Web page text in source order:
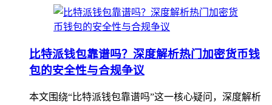
比特派钱包靠谱吗？深度解析热门加密货币钱
包的安全性与合规争议
本文围绕“比特派钱包靠谱吗”这一核心疑问，深度解析